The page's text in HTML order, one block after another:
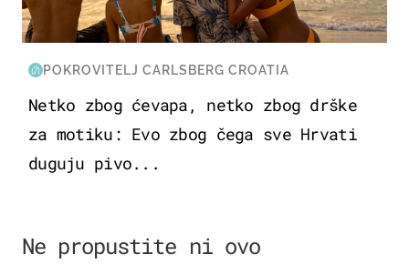
POKROVITELJ CARLSBERG CROATIA
Netko zbog ćevapa, netko zbog drške
za motiku: Evo zbog čega sve Hrvati
duguju pivo...
Ne propustite ni ovo